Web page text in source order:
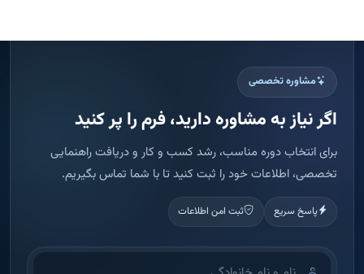
مشاوره تخصصی
اگر نیاز به مشاوره دارید، فرم را پر کنید
برای انتخاب دوره مناسب، رشد کسب و کار و دریافت راهنمایی
تخصصی، اطلاعات خود را ثبت کنید تا با شما تماس بگیریم.
پاسخ سریع ثبت امن اطلاعات